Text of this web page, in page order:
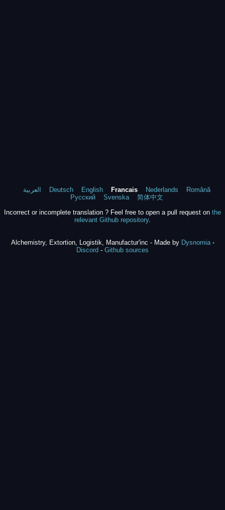
العربية Deutsch English Francais Nederlands
Română
Русский
Svenska
简体中文
Incorrect or incomplete translation ? Feel free to open a pull request on the
relevant Github repository.
Alchemistry, Extortion, Logistik, Manufactur'inc - Made by Dysnomia-
Discord - Github sources